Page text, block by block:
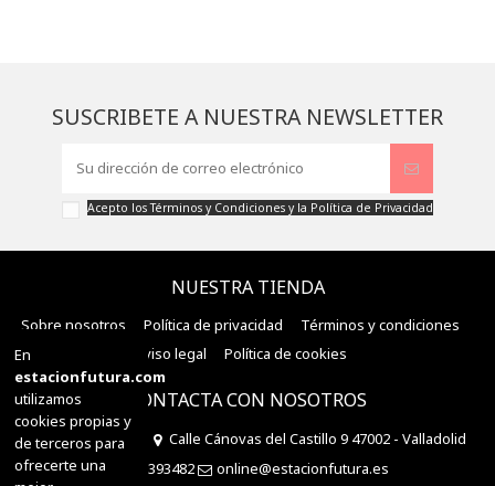
SUSCRIBETE A NUESTRA NEWSLETTER
Acepto losTérminos y Condicionesy la Política de Privacidad
NUESTRA TIENDA
Sobre nosotros Política de privacidad
Términos y condiciones
Aviso legal
Política de cookies
CONTACTA CON NOSOTROS
Estación Futura
Calle Cánovas del Castillo 9 47002 - Valladolid
983393482
online@estacionfutura.es
En
estacionfutura.com
utilizamos
cookies propias y
de terceros para
ofrecerte una